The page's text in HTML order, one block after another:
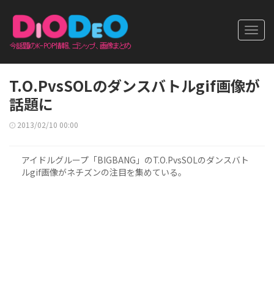
T.O.PvsSOLのダンスバトルgif画像が
話題に
2013/02/10 00:00
アイドルグループ「BIGBANG」のT.O.PvsSOLのダンスバト
ルgif画像がネチズンの注目を集めている。